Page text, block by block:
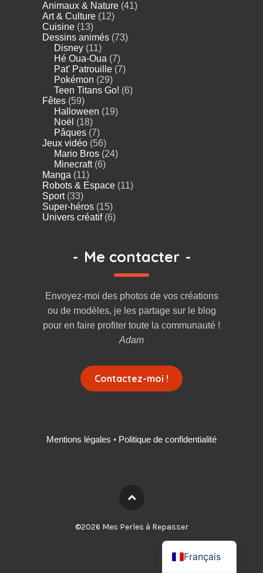
Animaux & Nature (41)
Art & Culture (12)
Cuisine (13)
Dessins animés (73)
Disney (11)
Hé Oua-Oua (7)
Pat' Patrouille (7)
Pokémon (29)
Teen Titans Go! (6)
Fêtes (59)
Halloween (19)
Noël (18)
Pâques (7)
Jeux vidéo (56)
Mario Bros (24)
Minecraft(6)
Manga (11)
Robots & Espace (11)
Sport(33)
Super-héros (15)
Univers créatif(6)
- Me contacter -
Envoyez-moi des photos de vos créations
ou de modèles, je les partage sur le blog
pour en faire profiter toute la communauté !
Adam
Contactez-moi !
Mentions légales • Politique de confidentialité
©2026 Mes Perles à Repasser
Français